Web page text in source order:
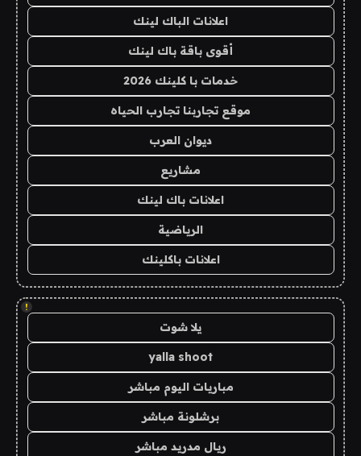
اعلانات الباك لينك
أقوى باقة باك لينك
خدمات با كلينك 2026
موقع تجاربنا تجارب الحياه
ديوان العرب
مشاريع
اعلانات باك لينك
الرياضية
اعلانات باكلينك
!
يلا شوت
yalla shoot
مباريات اليوم مباشر
برشلونة مباشر
ريال مدريد مباشر